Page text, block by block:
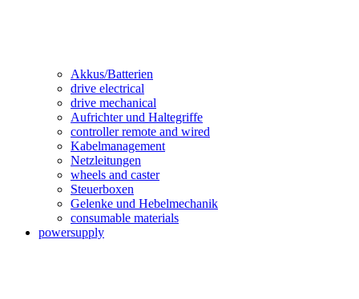
Akkus/Batterien
drive electrical
drive mechanical
Aufrichter und Haltegriffe
controller remote and wired
Kabelmanagement
Netzleitungen
wheels and caster
Steuerboxen
Gelenke und Hebelmechanik
consumable materials
powersupply